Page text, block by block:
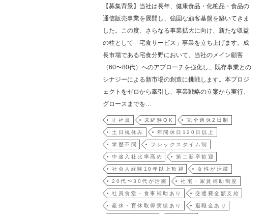
【募集背景】当社は長年、健康食品・化粧品・食品の
通信販売事業を展開し、強固な顧客基盤を築いてきま
した。この度、さらなる事業拡大に向け、新たな収益
の柱として「宅食サービス」事業を立ち上げます。成
長市場である宅食分野において、当社のメイン顧客
（60〜80代）へのアプローチを強化し、既存事業との
シナジーによる新市場の創造に挑戦します。本プロジ
ェクトをゼロから牽引し、事業戦略の立案から実行、
グロースまでを…
正社員 未経験OK 完全週休2日制
土日祝休み 年間休日120日以上
学歴不問 フレックスタイム制
中途入社比率高め 第二新卒歓迎
社会人経験10年以上歓迎 女性が活躍
20代〜30代が活躍 社宅・家賃補助制度
社員食堂・食事補助あり 交通費全額支給
産休・育休取得実績あり 退職金あり